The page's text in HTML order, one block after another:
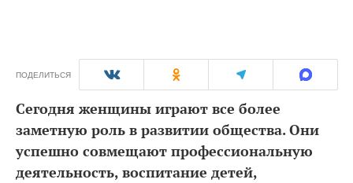
ПОДЕЛИТЬСЯ
Сегодня женщины играют все более
заметную роль в развитии общества. Они
успешно совмещают профессиональную
деятельность, воспитание детей,